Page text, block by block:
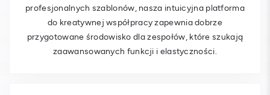
profesjonalnych szablonów, nasza intuicyjna platforma
do kreatywnej współpracy zapewnia dobrze
przygotowane środowisko dla zespołów, które szukają
zaawansowanych funkcji i elastyczności.